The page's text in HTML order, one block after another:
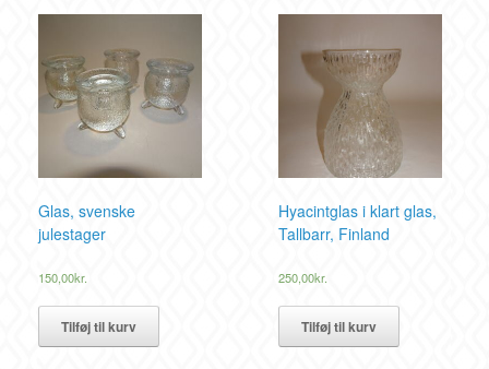
Glas, svenske
julestager
150,00kr.
Tilføj til kurv
Hyacintglas i klart glas,
Tallbarr, Finland
250,00kr.
Tilføj til kurv